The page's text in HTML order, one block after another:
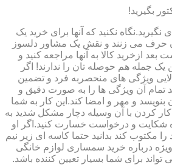
بگیرید!
نکنید که آنها برای خرید یک
حرف می زنند و نقش یک مشاور دلسوز
ازخرید کالا به آنها مراجعه کنید و
یک جمله هم حوصله تان را ندارند! اگر
ویژگی های منحصربه فرد و تضمین
تمام آن ویژگی ها را به صورت دقیق و
و مهر و امضا کند.این کار به شما
کردن با آن وسیله دچار مشکل شدید به
شکایت و درخواست خسارت کنید.اگر او
مکتوب کند بدانید حتما کاسه ای زیر نیم
درباره خرید سمساری لوازم خانگی
برای شما بسیار تعیین کننده باشد.